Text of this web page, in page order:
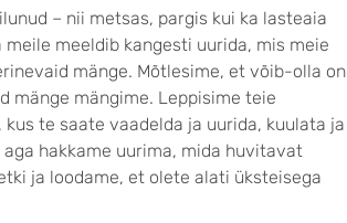
– nii metsas, pargis kui ka lasteaia
meeldib kangesti uurida, mis meie
mänge. Mõtlesime, et võib-olla on
mänge mängime. Leppisime teie
te saate vaadelda ja uurida, kuulata ja
hakkame uurima, mida huvitavat
ja loodame, et olete alati üksteisega